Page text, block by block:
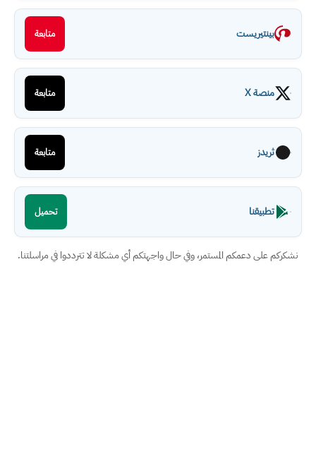
بينتيريست متابعة
منصة X متابعة
ثريدز متابعة
تطبيقنا تحميل
نشكركم على دعمكم المستمر، وفي حال واجهتكم أي مشكلة لا تترددوا في مراسلتنا.